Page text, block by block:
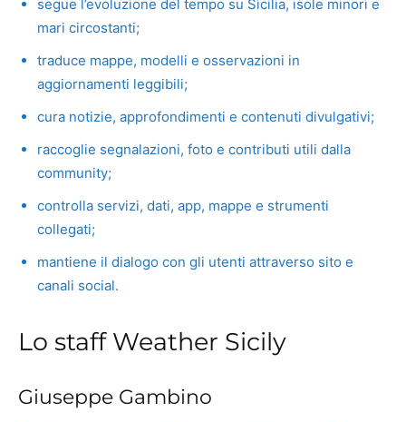
segue l’evoluzione del tempo su Sicilia, isole minori e
mari circostanti;
traduce mappe, modelli e osservazioni in
aggiornamenti leggibili;
cura notizie, approfondimenti e contenuti divulgativi;
raccoglie segnalazioni, foto e contributi utili dalla
community;
controlla servizi, dati, app, mappe e strumenti
collegati;
mantiene il dialogo con gli utenti attraverso sito e
canali social.
Lo staff Weather Sicily
Giuseppe Gambino